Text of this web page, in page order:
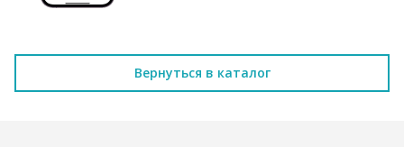
Вернуться в каталог